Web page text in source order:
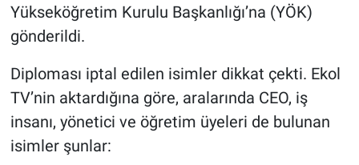
Yükseköğretim Kurulu Başkanlığı’na (YÖK)
gönderildi.
Diploması iptal edilen isimler dikkat çekti. Ekol
TV’nin aktardığına göre, aralarında CEO, iş
insanı, yönetici ve öğretim üyeleri de bulunan
isimler şunlar:
Koronavirüs
Kültür Sanat
Ne demişti